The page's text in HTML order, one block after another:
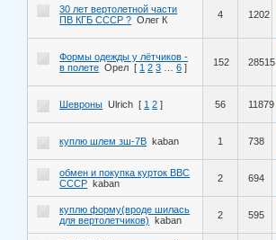
30 лет вертолетной части
ПВ КГБ СССР ? Олег К 4 1202
Формы одежды у лётчиков -
в полете Орел [ 1 2 3 6 ] 152 28515
Шевроны Ulrich [ 1 2 ] 56 11879
куплю шлем зш-7В kaban 1 738
обмен и покупка курток ВВС
СССР kaban 2 694
куплю форму(вроде шилась
для вертолетчиков)
kaban 2 595